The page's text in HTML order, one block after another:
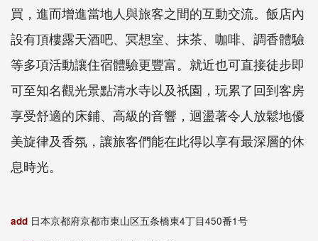
買，進而增進當地人與旅客之間的互動交流。飯店內
設有頂樓露天酒吧、冥想室、抹茶、咖啡、調香體驗
等多項活動讓住宿體驗更豐富。就近也可直接徒步即
可至知名觀光景點清水寺以及祇園，玩累了回到客房
享受舒適的床鋪、高級的音響，迴盪著令人放鬆地優
美旋律及香氛，讓旅客們能在此得以享有最深層的休
息時光。
add 日本京都府京都市東山区五条橋東4丁目450番1号